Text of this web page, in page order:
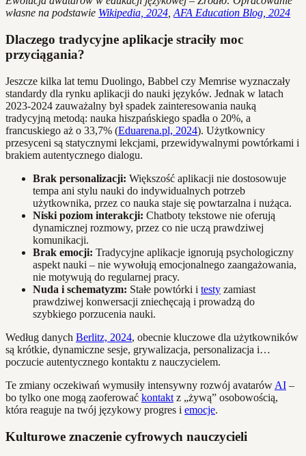
własne na podstawie Wikipedia, 2024 AFA Education Blog, 2024
Dlaczego tradycyjne aplikacje straciły moc
przyciągania?
Jeszcze kilka lat temu Duolingo, Babbel czy Memrise wyznaczały
standardy dla rynku aplikacji do nauki języków. Jednak w latach
2023-2024 zauważalny był spadek zainteresowania nauką
tradycyjną metodą: nauka hiszpańskiego spadła o 20%, a
francuskiego aż o 33,7% (Eduarena.pl, 2024). Użytkownicy
przesyceni są statycznymi lekcjami, przewidywalnymi powtórkami i
brakiem autentycznego dialogu.
Brak personalizacji: Większość aplikacji nie dostosowuje
tempa ani stylu nauki do indywidualnych potrzeb
użytkownika, przez co nauka staje się powtarzalna i nużąca.
Niski poziom interakcji: Chatboty tekstowe nie oferują
dynamicznej rozmowy, przez co nie uczą prawdziwej
komunikacji.
Brak emocji: Tradycyjne aplikacje ignorują psychologiczny
aspekt nauki – nie wywołują emocjonalnego zaangażowania,
nie motywują do regularnej pracy.
Nuda i schematyzm: Stałe powtórki i testy zamiast
prawdziwej konwersacji zniechęcają i prowadzą do
szybkiego porzucenia nauki.
Według danych Berlitz, 2024, obecnie kluczowe dla użytkowników
są krótkie, dynamiczne sesje, grywalizacja, personalizacja i…
poczucie autentycznego kontaktu z nauczycielem.
Te zmiany oczekiwań wymusiły intensywny rozwój avatarów AI –
bo tylko one mogą zaoferować kontakt z „żywą” osobowością,
która reaguje na twój językowy progres i emocje.
Kulturowe znaczenie cyfrowych nauczycieli